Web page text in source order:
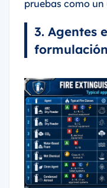
pruebas como un
3. Agentes